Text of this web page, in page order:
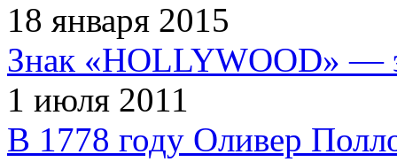
18 января 2015
Знак «HOLLYWOOD» —
1 июля 2011
В 1778 году Оливер